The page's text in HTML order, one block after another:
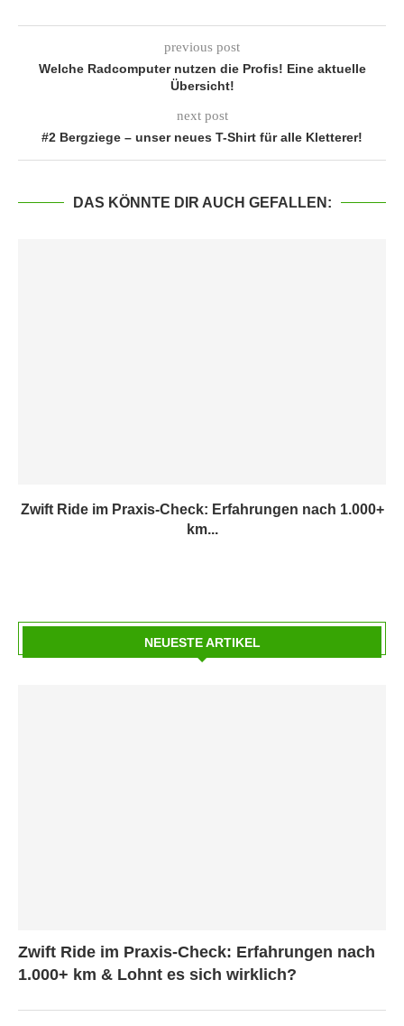
previous post
Welche Radcomputer nutzen die Profis! Eine aktuelle
Übersicht!
next post
#2 Bergziege – unser neues T-Shirt für alle Kletterer!
DAS KÖNNTE DIR AUCH GEFALLEN:
Zwift Ride im Praxis-Check: Erfahrungen nach 1.000+
km...
NEUESTE ARTIKEL
Zwift Ride im Praxis-Check: Erfahrungen nach
1.000+ km & Lohnt es sich wirklich?